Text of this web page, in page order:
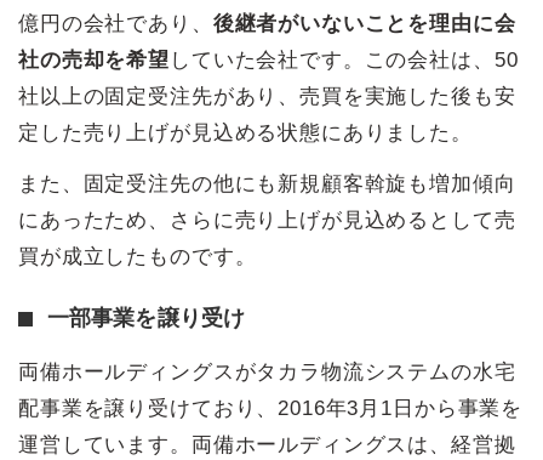
億円の会社であり、 後継者がいないことを理由に会
社の売却を希望 していた会社です。この会社は、50
社以上の固定受注先があり、売買を実施した後も安
定した売り上げが見込める状態にありました。
また、固定受注先の他にも新規顧客斡旋も増加傾向
にあったため、さらに売り上げが見込めるとして売
買が成立したものです。
一部事業を譲り受け
両備ホールディングスがタカラ物流システムの水宅
配事業を譲り受けており、2016年3月1日から事業を
運営しています。両備ホールディングスは、経営拠